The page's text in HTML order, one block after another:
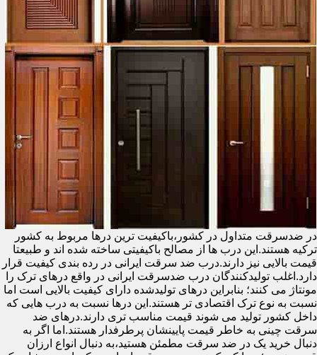
در ضدسرقت متداول در کشور،باکیفیت ترین درها مربوط به کشور
ترکیه هستند.این درب ها از مصالح باکیفیتی ساخته شده اند و طبیعتا
قیمت بالایی نیز دارند.درب ضد سرقت ایرانی در رده بندی کیفیت قرار
دارد.اغلب تولیدکنندگان درب ضدسرقت ایرانی در واقع درهای ترک را
مونتاژ می کنند؛ بنابراین درهای تولیدشده دارای کیفیت بالایی است اما
نسبت به نوع ترک اقتصادی تر هستند.این درها نسبت به درب هایی که
داخل کشور تولید می شوند قیمت مناسب تری دارند.درهای ضد
سرقت چینی به خاطر قیمت پایینشان پرطرفدار هستند.اما اگر به
دنبال خرید یک در ضد سرقت مطمئن هستید،به دنبال انواع ارزان